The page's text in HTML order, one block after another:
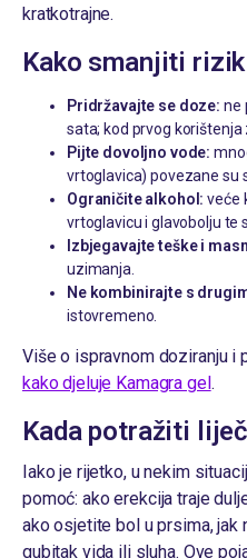
kratkotrajne.
Kako smanjiti
Pridržavajte se doze: ne
sata; kod prvog
Pijte dovoljno vode:
vrtoglavica) povezane su
Ograničite alkohol: veće
vrtoglavicu i glavobolju te
Izbjegavajte teške i
uzimanja.
Ne kombinirajte s
istovremeno.
Više o ispravnom doziranju i
kako djeluje Kamagra gel.
Kada potražiti
Iako je rijetko, u nekim
pomoć: ako erekcija traje
ako osjetite bol u prsima, jak
gubitak vida ili sluha. Ove